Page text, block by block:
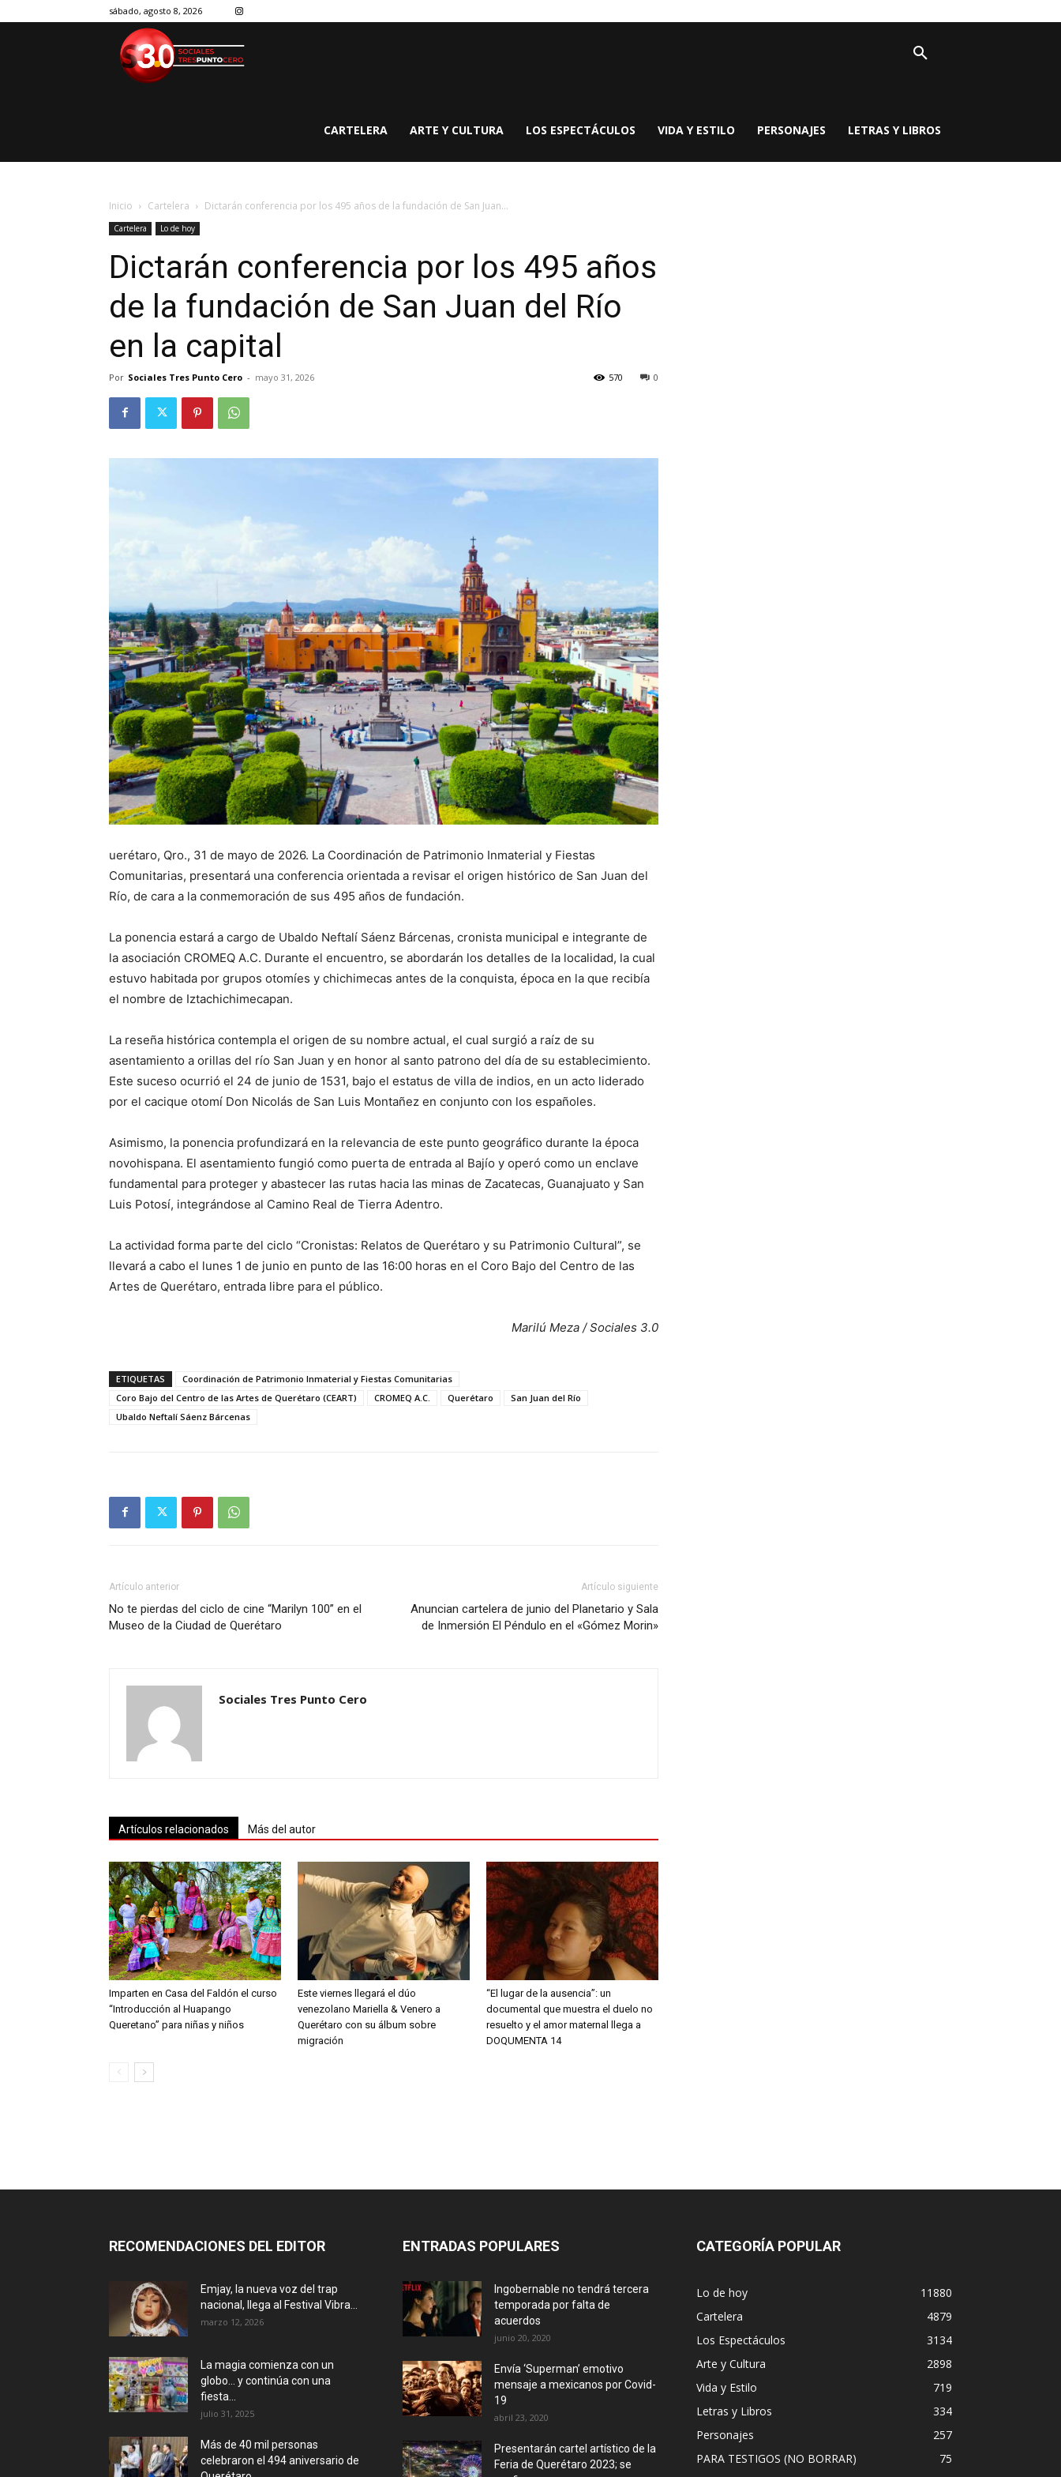
sábado, agosto 8, 2026
CARTELERA ARTE Y CULTURA LOS ESPECTÁCULOS VIDA Y ESTILO PERSONAJES LETRAS Y LIBROS
Inicio Cartelera Dictarán conferencia por los 495 años de la fundación de San Juan...
Cartelera Lo de hoy
Dictarán conferencia por los 495 años
de la fundación de San Juan del Río
en la capital
Por Sociales Tres Punto Cero - mayo 31, 2026 0
570
uerétaro, Qro., 31 de mayo de 2026. La Coordinación de Patrimonio Inmaterial y Fiestas
Comunitarias, presentará una conferencia orientada a revisar el origen histórico de San Juan del
Río, de cara a la conmemoración de sus 495 años de fundación.
La ponencia estará a cargo de Ubaldo Neftalí Sáenz Bárcenas, cronista municipal e integrante de
la asociación CROMEQ A.C. Durante el encuentro, se abordarán los detalles de la localidad, la cual
estuvo habitada por grupos otomíes y chichimecas antes de la conquista, época en la que recibía
el nombre de Iztachichimecapan.
La reseña histórica contempla el origen de su nombre actual, el cual surgió a raíz de su
asentamiento a orillas del río San Juan y en honor al santo patrono del día de su establecimiento.
Este suceso ocurrió el 24 de junio de 1531, bajo el estatus de villa de indios, en un acto liderado
por el cacique otomí Don Nicolás de San Luis Montañez en conjunto con los españoles.
Asimismo, la ponencia profundizará en la relevancia de este punto geográfico durante la época
novohispana. El asentamiento fungió como puerta de entrada al Bajío y operó como un enclave
fundamental para proteger y abastecer las rutas hacia las minas de Zacatecas, Guanajuato y San
Luis Potosí, integrándose al Camino Real de Tierra Adentro.
La actividad forma parte del ciclo “Cronistas: Relatos de Querétaro y su Patrimonio Cultural”, se
llevará a cabo el lunes 1 de junio en punto de las 16:00 horas en el Coro Bajo del Centro de las
Artes de Querétaro, entrada libre para el público.
Marilú Meza / Sociales 3.0
ETIQUETAS
Coordinación de Patrimonio Inmaterial y Fiestas Comunitarias
Coro Bajo del Centro de las Artes de Querétaro (CEART)
CROMEQ A.C. Querétaro
San Juan del Río
Ubaldo Neftalí Sáenz Bárcenas
Artículo anterior
No te pierdas del ciclo de cine “Marilyn 100” en el
Museo de la Ciudad de Querétaro
Artículo siguiente
Anuncian cartelera de junio del Planetario y Sala
de Inmersión El Péndulo en el «Gómez Morin»
Sociales Tres Punto Cero
Artículos relacionados Más del autor
Imparten en Casa del Faldón el curso
“Introducción al Huapango
Queretano” para niñas y niños
Este viernes llegará el dúo
venezolano Mariella & Venero a
Querétaro con su álbum sobre
migración
“El lugar de la ausencia”: un
documental que muestra el duelo no
resuelto y el amor maternal llega a
DOQUMENTA 14
RECOMENDACIONES DEL EDITOR
Emjay, la nueva voz del trap
nacional, llega al Festival Vibra...
marzo 12, 2026
La magia comienza con un
globo… y continúa con una
fiesta...
julio 31, 2025
Más de 40 mil personas
celebraron el 494 aniversario de
ENTRADAS POPULARES
Ingobernable no tendrá tercera
temporada por falta de
acuerdos
junio 20, 2020
Envía ‘Superman’ emotivo
mensaje a mexicanos por Covid-
19
abril 23, 2020
Presentarán cartel artístico de la
Feria de Querétaro 2023; se
CATEGORÍA POPULAR
Lo de hoy
11880
Cartelera
4879
Los Espectáculos
3134
Arte y Cultura
2898
Vida y Estilo
719
Letras y Libros
334
Personajes
257
PARA TESTIGOS (NO BORRAR)
75